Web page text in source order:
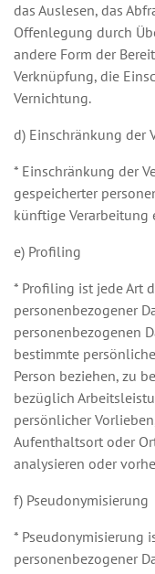
das Auslesen, das
Offenlegung durch
andere Form der
Verknüpfung, die
Vernichtung.
d) Einschränkung der
* Einschränkung der
gespeicherter
künftige Verarbeitung
e) Profiling
* Profiling ist jede Art
personenbezogener
personenbezogenen
bestimmte
Person beziehen, zu
bezüglich
persönlicher
Aufenthaltsort oder
analysieren oder
f) Pseudonymisierung
* Pseudonymisierung
personenbezogener